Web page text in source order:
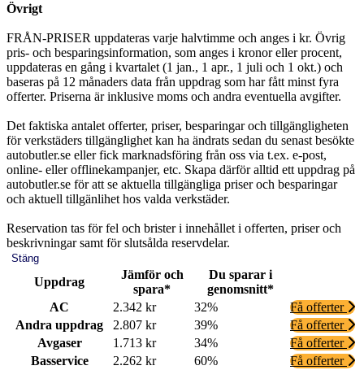
Övrigt
FRÅN-PRISER uppdateras varje halvtimme och anges i kr. Övrig
pris- och besparingsinformation, som anges i kronor eller procent,
uppdateras en gång i kvartalet (1 jan., 1 apr., 1 juli och 1 okt.) och
baseras på 12 månaders data från uppdrag som har fått minst fyra
offerter. Priserna är inklusive moms och andra eventuella avgifter.
Det faktiska antalet offerter, priser, besparingar och tillgängligheten
för verkstäders tillgänglighet kan ha ändrats sedan du senast besökte
autobutler.se eller fick marknadsföring från oss via t.ex. e-post,
online- eller offlinekampanjer, etc. Skapa därför alltid ett uppdrag på
autobutler.se för att se aktuella tillgängliga priser och besparingar
och aktuell tillgänlihet hos valda verkstäder.
Reservation tas för fel och brister i innehållet i offerten, priser och
beskrivningar samt för slutsålda reservdelar.
Stäng
Uppdrag
Jämför och
spara*
Du sparar i
genomsnitt*
AC
2.342 kr 32%
Få offerter
Andra uppdrag
2.807 kr 39%
Få offerter
Avgaser
1.713 kr 34%
Få offerter
Basservice
2.262 kr 60%
Få offerter